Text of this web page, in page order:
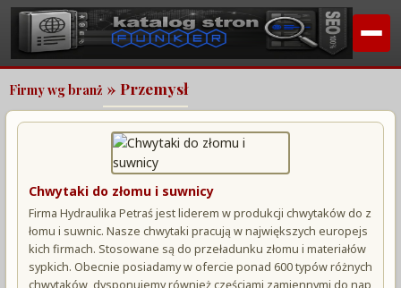
Firmy wg branż » Przemysł
Chwytaki do złomu i suwnicy
Firma Hydraulika Petraś jest liderem w produkcji chwytaków do z
łomu i suwnic. Nasze chwytaki pracują w największych europejs
kich firmach. Stosowane są do przeładunku złomu i materiałów
sypkich. Obecnie posiadamy w ofercie ponad 600 typów różnych
chwytaków, dysponujemy również częściami zamiennymi do nap